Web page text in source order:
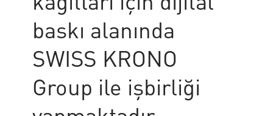
baskı alanında
SWISS KRONO
Group ile işbirliği